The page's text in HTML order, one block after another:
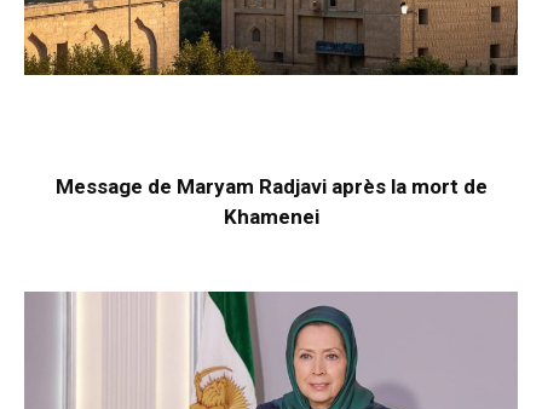
Message de Maryam Radjavi après la mort de
Khamenei